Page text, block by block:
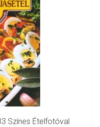
Színes Ételfotóval